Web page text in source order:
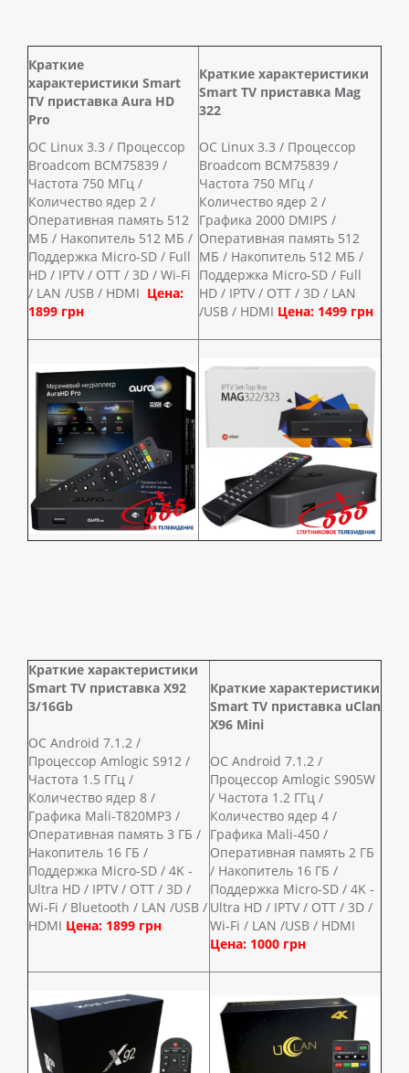
Краткие
характеристики Smart
TV приставка Aura HD
Pro
ОС Linux 3.3 / Процессор
Broadcom BCM75839 /
Частота 750 МГц /
Количество ядер 2 /
Оперативная память 512
MБ / Накопитель 512 MБ /
Поддержка Micro-SD / Full
HD / IPTV / OTT / 3D / Wi-Fi
/ LAN /USB / HDMI Цена:
1899 грн
Краткие характеристики
Smart TV приставка Mag
322
ОС Linux 3.3 / Процессор
Broadcom BCM75839 /
Частота 750 МГц /
Количество ядер 2 /
Графика 2000 DMIPS /
Оперативная память 512
MБ / Накопитель 512 MБ /
Поддержка Micro-SD / Full
HD / IPTV / OTT / 3D / LAN
/USB / HDMI Цена: 1499 грн
Краткие характеристики
Smart TV приставка X92
3/16Gb
ОС Android 7.1.2 /
Процессор Amlogic S912 /
Частота 1.5 ГГц /
Количество ядер 8 /
Графика Mali-T820MP3 /
Оперативная память 3 ГБ /
Накопитель 16 ГБ /
Поддержка Micro-SD / 4K -
Ultra HD / IPTV / OTT / 3D /
Wi-Fi / Bluetooth / LAN /USB /
HDMI Цена: 1899 грн
Краткие характеристики
Smart TV приставка uСlan
X96 Mini
ОС Android 7.1.2 /
Процессор Amlogic S905W
/ Частота 1.2 ГГц /
Количество ядер 4 /
Графика Mali-450 /
Оперативная память 2 ГБ
/ Накопитель 16 ГБ /
Поддержка Micro-SD / 4K -
Ultra HD / IPTV / OTT / 3D /
Wi-Fi / LAN /USB / HDMI
Цена: 1000 грн